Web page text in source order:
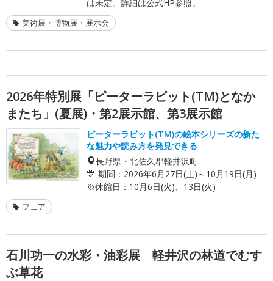
は未定。詳細は公式HP参照。
美術展・博物展・展示会
2026年特別展「ピーターラビット(TM)となか
またち」(夏展)・第2展示館、第3展示館
ピーターラビット(TM)の絵本シリーズの新た
な魅力や読み方を発見できる
長野県・北佐久郡軽井沢町
期間： 2026年6月27日(土)～10月19日(月)
※休館日：10月6日(火)、13日(火)
フェア
石川功一の水彩・油彩展 軽井沢の林道でむす
ぶ草花